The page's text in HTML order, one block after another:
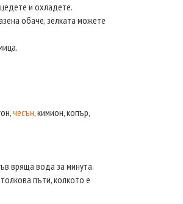
и охладете.
обаче, зелката можете
чесън, кимион, копър,
вряща вода за минута.
пъти, колкото е